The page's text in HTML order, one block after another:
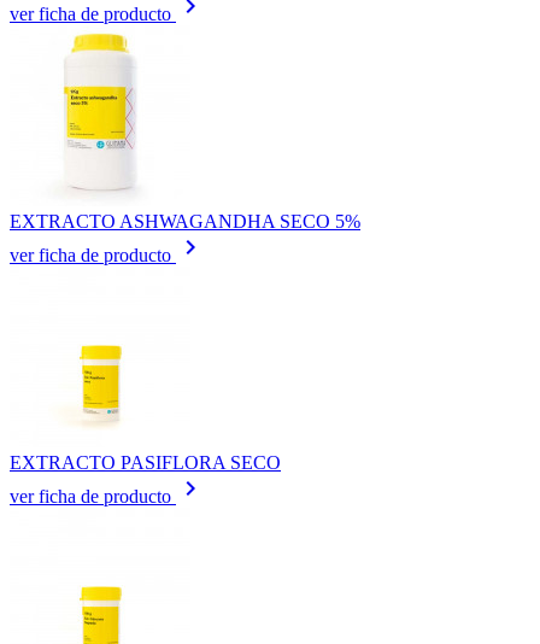
ver ficha de producto
keyboard_arrow_right
EXTRACTO ASHWAGANDHA SECO 5%
ver ficha de producto
keyboard_arrow_right
EXTRACTO PASIFLORA SECO
ver ficha de producto
keyboard_arrow_right